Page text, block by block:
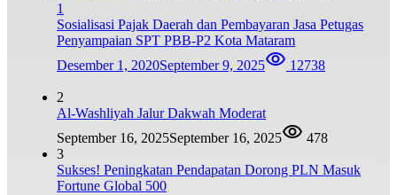
1
Sosialisasi Pajak Daerah dan Pembayaran Jasa Petugas
Penyampaian SPT PBB-P2 Kota Mataram
Desember 1, 2020September 9, 2025 12738
2
Al-Washliyah Jalur Dakwah Moderat
September 16, 2025September 16, 2025
478
3
Sukses! Peningkatan Pendapatan Dorong PLN Masuk
Fortune Global 500